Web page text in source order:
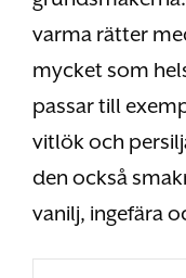
varma rätter
mycket som
passar till
vitlök och
den också
vanilj, ingefära